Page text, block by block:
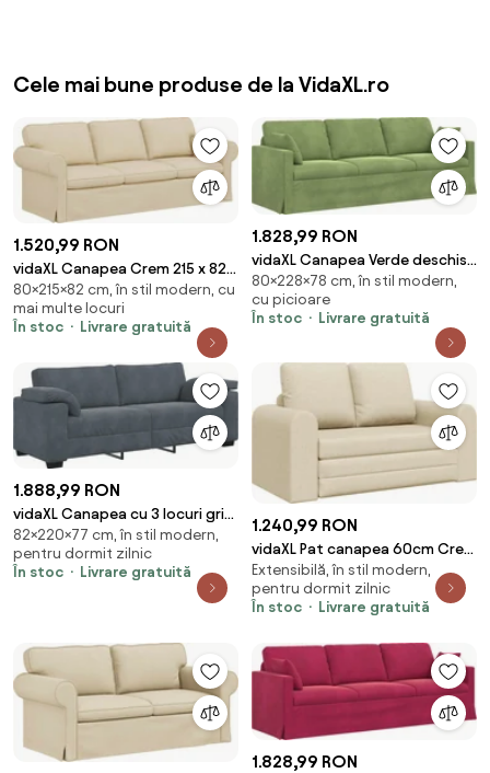
Cele mai bune produse de la VidaXL.ro
1.520,99 RON
vidaXL Canapea Crem 215 x 82 x
80 cm țesătură
80×215×82 cm, în stil modern, cu
mai multe locuri
În stoc
Livrare gratuită
1.828,99 RON
vidaXL Canapea Verde deschis
228 x 78 x 80 cm Catifea
80×228×78 cm, în stil modern,
cu picioare
În stoc
Livrare gratuită
1.888,99 RON
vidaXL Canapea cu 3 locuri gri
închis 220x77x82 cm catifea
82×220×77 cm, în stil modern,
pentru dormit zilnic
În stoc
Livrare gratuită
1.240,99 RON
vidaXL Pat canapea 60cm Crem
țesătură
Extensibilă, în stil modern,
pentru dormit zilnic
În stoc
Livrare gratuită
1.828,99 RON